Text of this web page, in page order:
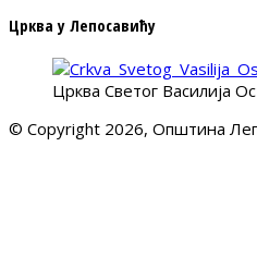
Црква у Лепосавићу
Црква Светог Василија
© Copyright 2026, Општина